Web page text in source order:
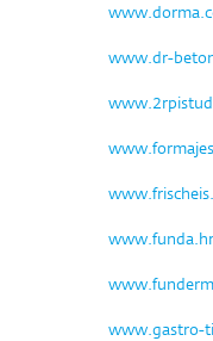
www.dr-
www.funda.hr
www.gastro-